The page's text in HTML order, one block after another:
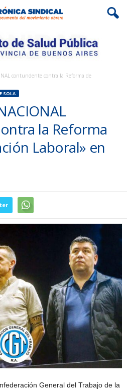
contundente contra la Reforma de
SOLA
la Reforma
Laboral» en
General del Trabajo de la